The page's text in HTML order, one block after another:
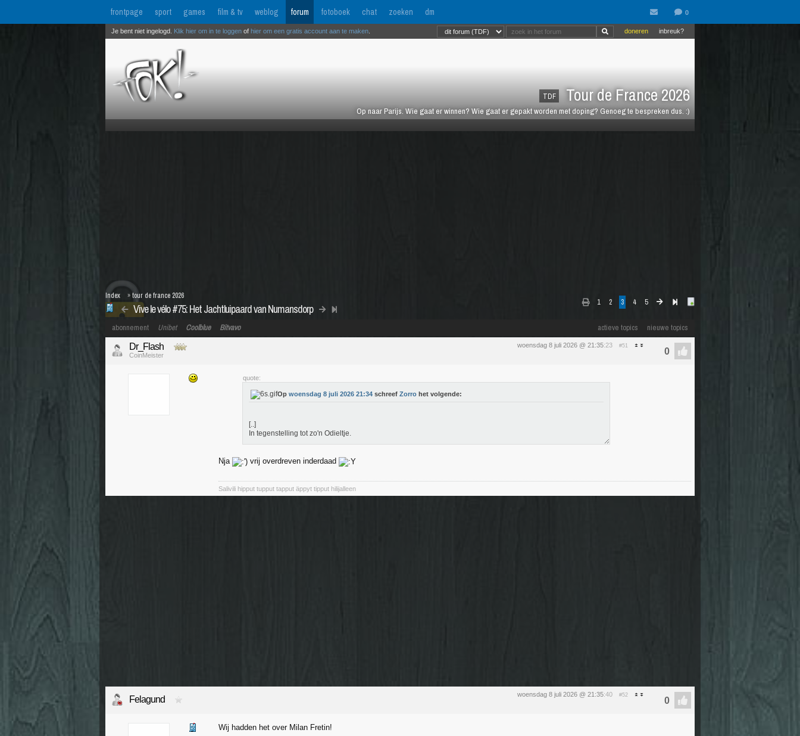
frontpage sport games film & tv weblog forum fotoboek chat zoeken dm
TDF Tour de France 2026
Op naar Parijs. Wie gaat er winnen? Wie gaat er gepakt worden met doping? Genoeg te bespreken dus. :)
inbreuk?
doneren
Je bent niet ingelogd. Klik hier om in te loggen of hier om een gratis account aan te maken
1 2 3 4 5
Vive le vélo #75: Het Jachtluipaard van Numansdorp
Index »tour de france 2026
actieve topics nieuwe topics
abonnement Unibet Coolblue Bitvavo
woensdag 8 juli 2026 @ 21:35:23 #51
Dr_Flash
CoinMeister
quote:
Op woensdag 8 juli 2026 21:34 schreef Zorro het volgende:
[..]
In tegenstelling tot zo'n Odieltje.
Nja vrij overdreven inderdaad
Salivili hipput tupput tapput äppyt tipput hilijalleen
woensdag 8 juli 2026 @ 21:35:40 #52
Felagund
Wij hadden het over Milan Fretin!